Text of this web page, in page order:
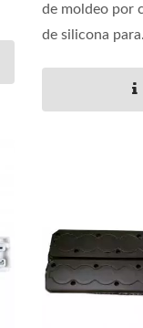
de moldeo por
de silicona